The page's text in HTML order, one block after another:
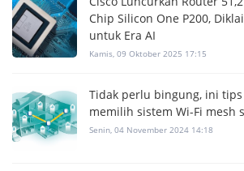
Chip Silicon One P200,
untuk Era AI
Kamis, 09 Oktober 2025 17:15
Tidak perlu bingung, ini
memilih sistem Wi-Fi mesh
Senin, 04 November 2024 14:18